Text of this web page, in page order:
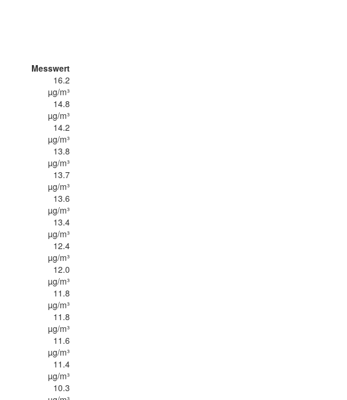
Messwert
16.2
µg/m³
14.8
µg/m³
14.2
µg/m³
13.8
µg/m³
13.7
µg/m³
13.6
µg/m³
13.4
µg/m³
12.4
µg/m³
12.0
µg/m³
11.8
µg/m³
11.8
µg/m³
11.6
µg/m³
11.4
µg/m³
10.3